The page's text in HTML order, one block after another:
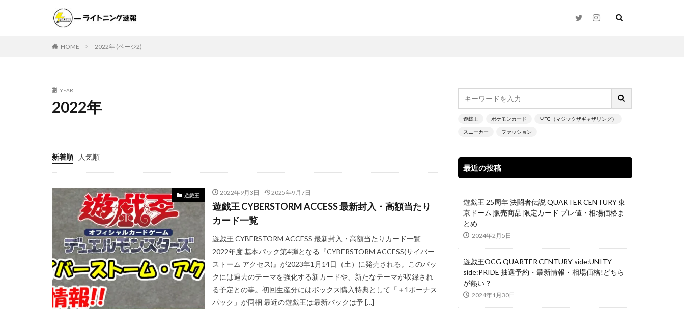
HOME 2022年 (ページ2)
YEAR
2022年
新着順 人気順
遊戯王 2022年9月3日 2025年9月7日
遊戯王 CYBERSTORM ACCESS 最新封入・高額当たり
カード一覧
遊戯王 CYBERSTORM ACCESS 最新封入・高額当たりカード一覧
2022年度 基本パック第4弾となる『CYBERSTORM ACCESS(サイバー
ストーム アクセス)』が2023年1月14日（土）に発売される。このパッ
クには過去のテーマを強化する新カードや、新たなテーマが収録され
る予定との事。初回生産分にはボックス購入特典として「＋1ボーナス
パック」が同梱 最近の遊戯王は最新パックは予 […]
遊戯王 ポケモンカード MTG（マジックザギャザリング）
スニーカー ファッション
最近の投稿
遊戯王 25周年 決闘者伝説 QUARTER CENTURY 東
京ドーム 販売商品 限定カード プレ値・相場価格ま
とめ
2024年2月5日
遊戯王OCG QUARTER CENTURY side:UNITY
side:PRIDE 抽選予約・最新情報・相場価格!どちら
が熱い？
2024年1月30日
カテゴリー
000個 1ヵ月後の価格推移 1週間後のプレ値 2020～2021年 2020～2021年版
2021年下半期
A Ripple in Time（時の波紋）
BATTLE OF CHAOS
BE@RBRICK BURST OF DESTINY
CRYSTALIZED SQUIRTLE
CYBERSTORM ACCESS daniel arsham
DARKWING BLAST
DAWN OF MAJESTY
DIMENSION FORCE
Evil★Twin デュエルセット
figma Ghosts From the Past
Ghosts From The Past:The 2nd Haunting
GXウルトラシャイニー
HISTORY ARCHIVE COLLECTION HYPEBEAST
jeweled lotus
KAIBA CORPORATION STORE
kantostarter
Legendary Collection 25th Anniversary Edition
LEGENDARY MONSTERS PACK
magi Marnie Premium Tournament Collection
NIKE
No. COMPLETE FILE -PIECE OF MEMORIES
NY限定 Obelisk the Tormentor